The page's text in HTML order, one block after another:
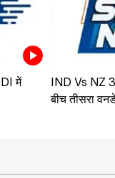
में
IND Vs NZ
बीच तीसरा